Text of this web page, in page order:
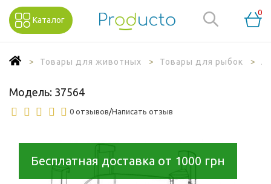
Каталог
0
Товары для животных Товары для рыбок
Модель: 37564
0 отзывов/Написать отзыв
Бесплатная доставка от 1000 грн